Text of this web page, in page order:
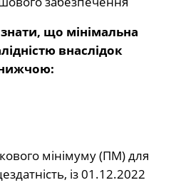
що мінімальна
внаслідок
мінімуму (ПМ) для
із 01.12.2022